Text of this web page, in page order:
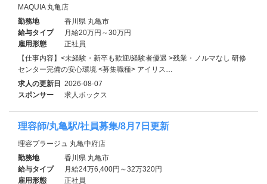
MAQUIA 丸亀店
勤務地
香川県 丸亀市
給与タイプ
月給20万円～30万円
雇用形態
正社員
【仕事内容】<未経験・新卒も歓迎/経験者優遇 >残業・ノルマなし 研修
センター完備の安心環境 <募集職種> アイリス…
求人の更新日 2026-08-07
スポンサー
求人ボックス
理容師/丸亀駅/社員募集/8月7日更新
理容プラージュ 丸亀中府店
勤務地
香川県 丸亀市
給与タイプ
月給24万6,400円～32万320円
雇用形態
正社員